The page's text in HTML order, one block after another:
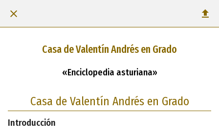
Casa de Valentín Andrés en Grado
«Enciclopedia asturiana»
Casa de Valentín Andrés en Grado
Introducción